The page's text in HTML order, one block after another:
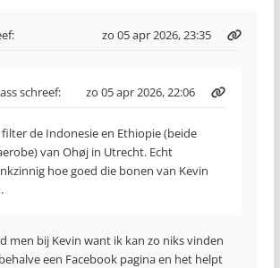
zo 05 apr 2026, 23:35
schreef: zo 05 apr 2026, 22:06
de Indonesie en Ethiopie (beide
van Ohøj in Utrecht. Echt
hoe goed die bonen van Kevin
men bij Kevin want ik kan zo niks vinden
een Facebook pagina en het helpt